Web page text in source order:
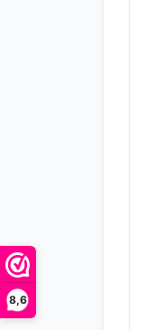
8,6